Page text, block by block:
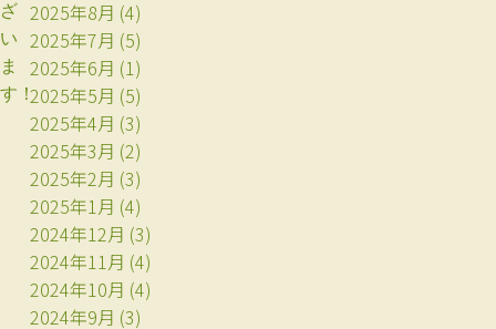
ざ
い
ま
す！
2025年8月 (4)
2025年7月 (5)
2025年6月 (1)
2025年5月 (5)
2025年4月 (3)
2025年3月 (2)
2025年2月 (3)
2025年1月 (4)
2024年12月 (3)
2024年11月 (4)
2024年10月 (4)
2024年9月 (3)